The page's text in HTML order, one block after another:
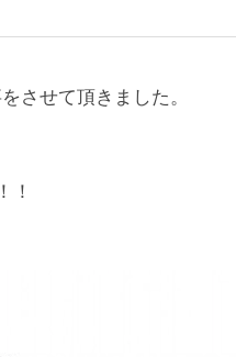
させて頂きました。
！！